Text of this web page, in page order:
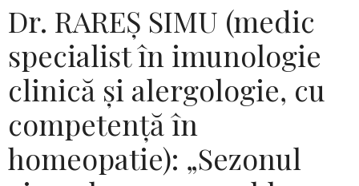
Dr. RAREȘ SIMU (medic
specialist în imunologie
clinică și alergologie, cu
competență în
homeopatie): „Sezonul